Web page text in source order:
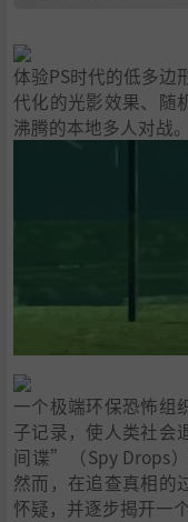
体验PS时代的低多边
代化的光影效果、随
沸腾的本地多人对战。
一个极端环保恐怖组
子记录，使人类社会
间谍”（Spy Drops
然而，在追查真相的
怀疑，并逐步揭开一